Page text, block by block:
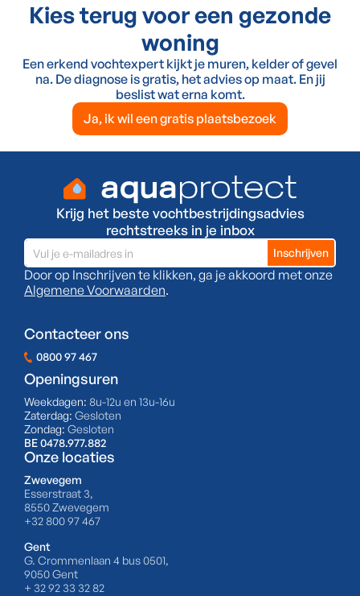
Kies terug voor een gezonde
woning
Een erkend vochtexpert kijkt je muren, kelder of gevel
na. De diagnose is gratis, het advies op maat. En jij
beslist wat erna komt.
Ja, ik wil een gratis plaatsbezoek
Krijg het beste vochtbestrijdingsadvies
rechtstreeks in je inbox
Door op Inschrijven te klikken, ga je akkoord met onze
Algemene Voorwaarden.
Contacteer ons
0800 97 467
Openingsuren
Weekdagen: 8u-12u en 13u-16u
Zaterdag: Gesloten
Zondag: Gesloten
BE 0478.977.882
Onze locaties
Zwevegem
Esserstraat 3,
8550 Zwevegem
+32 800 97 467
Gent
G. Crommenlaan 4 bus 0501,
9050 Gent
+ 32 92 33 32 82